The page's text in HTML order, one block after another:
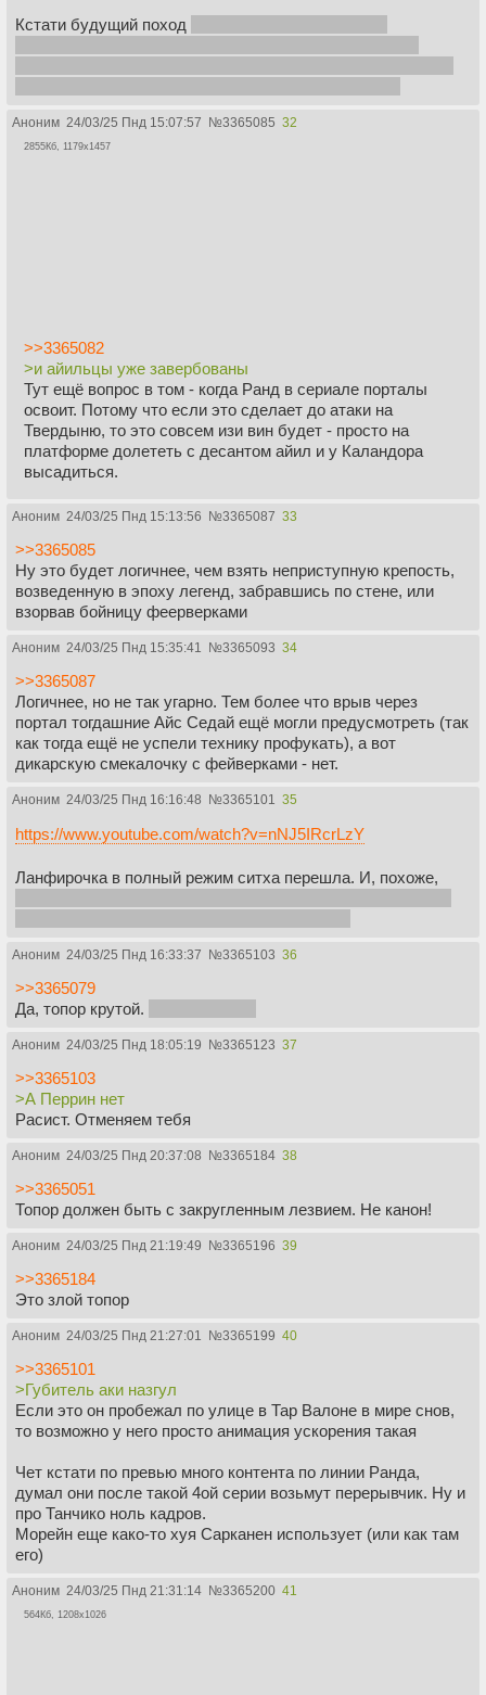
Кстати будущий поход
Аноним 24/03/25 Пнд 15:07:57 №3365085 32
2855Кб, 1179x1457
>>3365082
>и айильцы уже завербованы
Тут ещё вопрос в том - когда Ранд в сериале порталы
освоит. Потому что если это сделает до атаки на
Твердыню, то это совсем изи вин будет - просто на
платформе долететь с десантом айил и у Каландора
высадиться.
Аноним 24/03/25 Пнд 15:13:56 №3365087 33
>>3365085
Ну это будет логичнее, чем взять неприступную крепость,
возведенную в эпоху легенд, забравшись по стене, или
взорвав бойницу феерверками
Аноним 24/03/25 Пнд 15:35:41 №3365093 34
>>3365087
Логичнее, но не так угарно. Тем более что врыв через
портал тогдашние Айс Седай ещё могли предусмотреть (так
как тогда ещё не успели технику профукать), а вот
дикарскую смекалочку с фейверками - нет.
Аноним 24/03/25 Пнд 16:16:48 №3365101 35
https://www.youtube.com/watch?v=nNJ5IRcrLzY
Ланфирочка в полный режим ситха перешла. И, похоже,
Аноним 24/03/25 Пнд 16:33:37 №3365103 36
>>3365079
Да, топор крутой.
Аноним 24/03/25 Пнд 18:05:19 №3365123 37
>>3365103
>А Перрин нет
Расист. Отменяем тебя
Аноним 24/03/25 Пнд 20:37:08 №3365184 38
>>3365051
Топор должен быть с закругленным лезвием. Не канон!
Аноним 24/03/25 Пнд 21:19:49 №3365196 39
>>3365184
Это злой топор
Аноним 24/03/25 Пнд 21:27:01 №3365199 40
>>3365101
>Губитель аки назгул
Если это он пробежал по улице в Тар Валоне в мире снов,
то возможно у него просто анимация ускорения такая
Чет кстати по превью много контента по линии Ранда,
думал они после такой 4ой серии возьмут перерывчик. Ну и
про Танчико ноль кадров.
Морейн еще како-то хуя Сарканен использует (или как там
его)
Аноним 24/03/25 Пнд 21:31:14 №3365200 41
564Кб, 1208x1026